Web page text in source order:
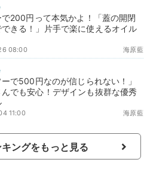
で200円って本気かよ！「蓋の開閉
きる！」片手で楽に使えるオイル
海原藍
08:00
ーで500円なのが信じられない！」
でも安心！デザインも抜群な優秀
海原藍
11:00
ングをもっと見る